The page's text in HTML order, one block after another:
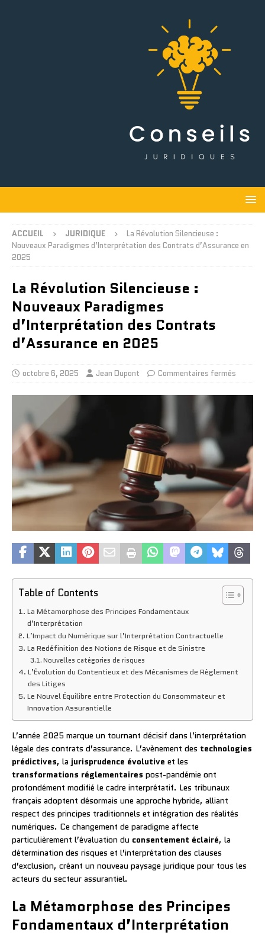
ACCUEIL JURIDIQUE
La Révolution Silencieuse :
Nouveaux Paradigmes d’Interprétation des Contrats d’Assurance en
2025
La Révolution Silencieuse :
Nouveaux Paradigmes
d’Interprétation des Contrats
d’Assurance en 2025
octobre 6, 2025 Jean Dupont Commentaires fermés
Table of Contents
La Métamorphose des Principes Fondamentaux
d’Interprétation
L’Impact du Numérique sur l’Interprétation Contractuelle
La Redéfinition des Notions de Risque et de Sinistre
Nouvelles catégories de risques
L’Évolution du Contentieux et des Mécanismes de Règlement
des Litiges
Le Nouvel Équilibre entre Protection du Consommateur et
Innovation Assurantielle
L’année 2025 marque un tournant décisif dans l’interprétation
légale des contrats d’assurance. L’avènement des technologies
prédictives, la jurisprudence évolutive et les
transformations réglementaires post-pandémie ont
profondément modifié le cadre interprétatif. Les tribunaux
français adoptent désormais une approche hybride, alliant
respect des principes traditionnels et intégration des réalités
numériques. Ce changement de paradigme affecte
particulièrement l’évaluation du consentement éclairé, la
détermination des risques et l’interprétation des clauses
d’exclusion, créant un nouveau paysage juridique pour tous les
acteurs du secteur assurantiel.
La Métamorphose des Principes
Fondamentaux d’Interprétation